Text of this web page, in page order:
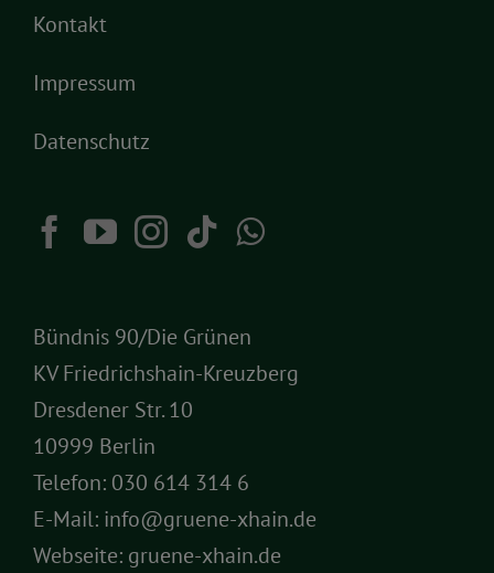
Kontakt
Impressum
Datenschutz
Bündnis 90/Die Grünen
KV Friedrichshain-Kreuzberg
Dresdener Str. 10
10999 Berlin
Telefon: 030 614 314 6
E-Mail: info@gruene-xhain.de
Webseite: gruene-xhain.de